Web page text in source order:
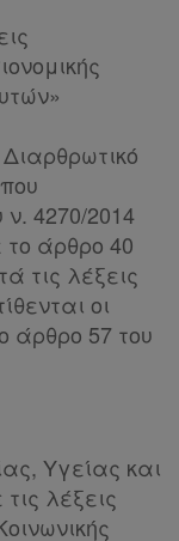
4270/2014
το άρθρο 40
τις λέξεις
οι
άρθρο 57 του
Υγείας και
λέξεις